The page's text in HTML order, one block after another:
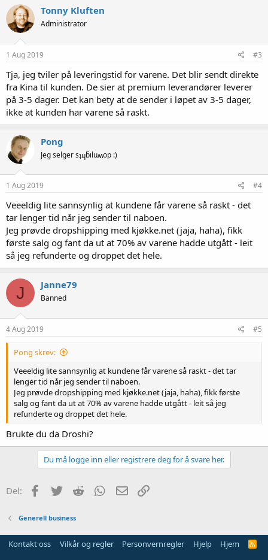
Tonny Kluften
Administrator
1 Aug 2019 #3
Tja, jeg tviler på leveringstid for varene. Det blir sendt direkte
fra Kina til kunden. De sier at premium leverandører leverer
på 3-5 dager. Det kan bety at de sender i løpet av 3-5 dager,
ikke at kunden har varene så raskt.
Pong
Jeg selger sʇɥƃıluʍop :)
1 Aug 2019 #4
Veeeldig lite sannsynlig at kundene får varene så raskt - det
tar lenger tid når jeg sender til naboen.
Jeg prøvde dropshipping med kjøkke.net (jaja, haha), fikk
første salg og fant da ut at 70% av varene hadde utgått - leit
så jeg refunderte og droppet det hele.
J Janne79
Banned
4 Aug 2019 #5
Pong skrev:
Veeeldig lite sannsynlig at kundene får varene så raskt - det tar
lenger tid når jeg sender til naboen.
Jeg prøvde dropshipping med kjøkke.net (jaja, haha), fikk første
salg og fant da ut at 70% av varene hadde utgått - leit så jeg
refunderte og droppet det hele.
Brukte du da Droshi?
Du må logge inn eller registrere deg for å svare her.
Del: Facebook
Twitter Reddit WhatsApp
E-post
Generell business
Kontakt oss Vilkår og regler Personvernregler Hjelp Hjem
R